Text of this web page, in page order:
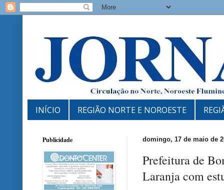
INÍCIO REGIÃO NORTE E NOROESTE
domingo, 17 de maio de
Prefeitura de
Laranja com
Publicidade